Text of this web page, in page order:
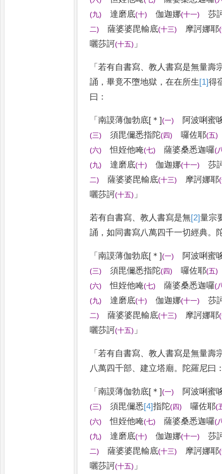
(九) 達磨底(十) 伽迦娜(十一) 莎
二) 薩婆婆毘輸底(十三) 摩訶娜耶(
囇莎訶(十五) 」
「若有自書寫、教人書寫是無量壽
誦 ，畢竟不墮地獄 ，在在所生 [1]得
曰 ：
「南謨薄伽勃底[＊](一) 阿波唎蜜
(三) 須毘儞悉指陀(四) 囉佐耶(五)
(六) 怛姪他唵(七) 薩婆桑悉迦囉(
(九) 達磨底(十) 伽迦娜(十一) 莎
二) 薩婆婆毘輸底(十三) 摩訶娜耶(
囇莎訶(十五) 」
若有自書寫、教人書寫是無[2]量宗
誦 ，如同書寫八萬四千一切經典。
「南謨薄伽勃底[＊](一) 阿波唎蜜
(三) 須毘儞悉指陀(四) 囉佐耶(五)
(六) 怛姪他唵(七) 薩婆桑悉迦囉(
(九) 達磨底(十) 伽迦娜(十一) 莎
二) 薩婆婆毘輸底(十三) 摩訶娜耶(
囇莎訶(十五) 」
「若有自書寫、教人書寫是無量壽
八萬四千部、建立塔廟。 陀羅尼曰
「南謨薄伽勃底[＊](一) 阿波唎蜜
(三) 須毘儞悉[4]指 陀(四) 囉佐耶(
(六) 怛姪他唵(七) 薩婆桑悉迦囉(
(九) 達磨底(十) 伽迦娜(十一) 莎
二) 薩婆婆毘輸底(十三) 摩訶娜耶(
囇莎訶(十五) 」